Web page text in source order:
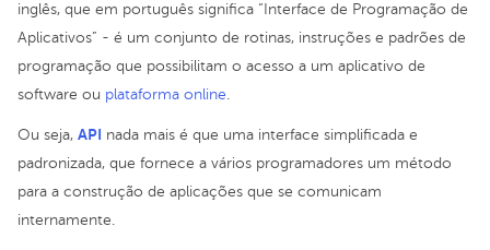
inglês, que em português significa “Interface de Programação de
Aplicativos” - é um conjunto de rotinas, instruções e padrões de
programação que possibilitam o acesso a um aplicativo de
software ou plataforma online.
Ou seja, API nada mais é que uma interface simplificada e
padronizada, que fornece a vários programadores um método
para a construção de aplicações que se comunicam
internamente.